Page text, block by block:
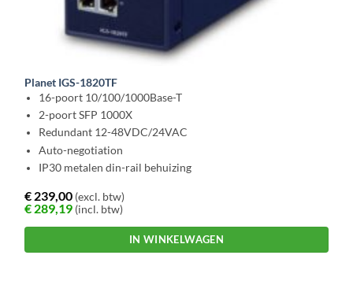
Planet IGS-1820TF
16-poort 10/100/1000Base-T
2-poort SFP 1000X
Redundant 12-48VDC/24VAC
Auto-negotiation
IP30 metalen din-rail behuizing
€ 239,00 (excl. btw)
€ 289,19 (incl. btw)
IN WINKELWAGEN